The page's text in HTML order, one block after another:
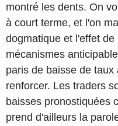
montré les dents. On
à court terme, et l'on
dogmatique et l'effet
mécanismes
paris de baisse de
renforcer. Les traders
baisses pronostiquées
prend d'ailleurs la